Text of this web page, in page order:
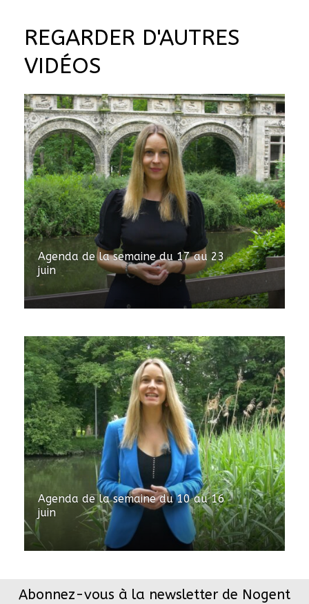
REGARDER D'AUTRES
VIDÉOS
Agenda de la semaine du 17 au 23
juin
Agenda de la semaine du 10 au 16
juin
Abonnez-vous à la newsletter de Nogent